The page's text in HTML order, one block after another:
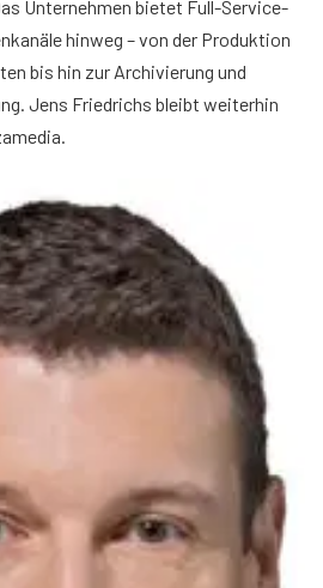
Unternehmen bietet Full-Service-
hinweg – von der Produktion
bis hin zur Archivierung und
Jens Friedrichs bleibt weiterhin